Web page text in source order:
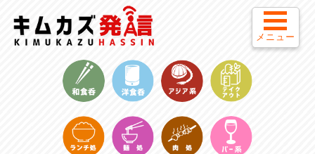
メニュー